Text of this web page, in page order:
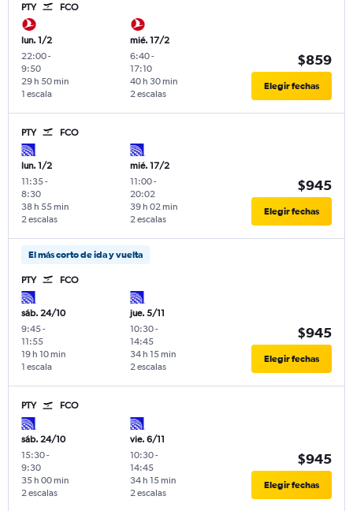
PTY FCO
lun. 1/2
22:00-
9:50
1 escala
29 h 50 min
mié. 17/2
6:40-
17:10
2 escalas
40 h 30 min
$859
Elegir fechas
PTY FCO
lun. 1/2
11:35-
8:30
2 escalas
38 h 55 min
mié. 17/2
11:00-
20:02
2 escalas
39 h 02 min
$945
Elegir fechas
El más corto de ida y vuelta
PTY FCO
sáb. 24/10
9:45-
11:55
1 escala
19 h 10 min
jue. 5/11
10:30-
14:45
2 escalas
34 h 15 min
$945
Elegir fechas
PTY FCO
sáb. 24/10
15:30-
9:30
2 escalas
35 h 00 min
vie. 6/11
10:30-
14:45
2 escalas
34 h 15 min
$945
Elegir fechas